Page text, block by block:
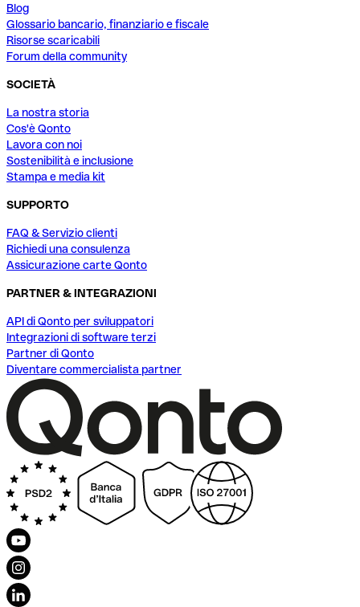
Blog
Glossario bancario, finanziario e fiscale
Risorse scaricabili
Forum della community
SOCIETÀ
La nostra storia
Cos'è Qonto
Lavora con noi
Sostenibilità e inclusione
Stampa e media kit
SUPPORTO
FAQ & Servizio clienti
Richiedi una consulenza
Assicurazione carte Qonto
PARTNER & INTEGRAZIONI
API di Qonto per sviluppatori
Integrazioni di software terzi
Partner di Qonto
Diventare commercialista partner